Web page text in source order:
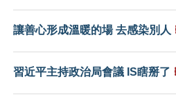
讓善心形成溫暖的場 去感染別人
習近平主持政治局會議 IS瞎掰了